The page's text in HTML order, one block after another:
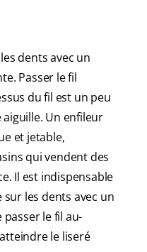
dents avec un
Passer le fil
du fil est un peu
Un enfileur
et jetable,
qui vendent des
Il est indispensable
les dents avec un
le fil au-
le liseré